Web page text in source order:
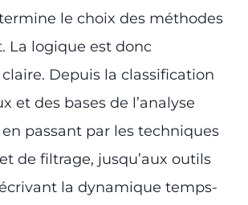
le choix des méthodes
La logique est donc
Depuis la classification
et des bases de l’analyse
passant par les techniques
de filtrage, jusqu’aux outils
la dynamique temps-